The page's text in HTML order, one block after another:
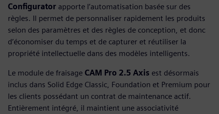
Configurator apporte l’automatisation basée sur des
règles. Il permet de personnaliser rapidement les produits
selon des paramètres et des règles de conception, et donc
d’économiser du temps et de capturer et réutiliser la
propriété intellectuelle dans des modèles intelligents.
Le module de fraisage CAM Pro 2.5 Axis est désormais
inclus dans Solid Edge Classic, Foundation et Premium pour
les clients possédant un contrat de maintenance actif.
Entièrement intégré, il maintient une associativité